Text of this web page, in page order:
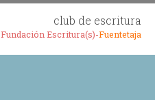
club de escritura
Fundación Escritura(s)-Fuentetaja